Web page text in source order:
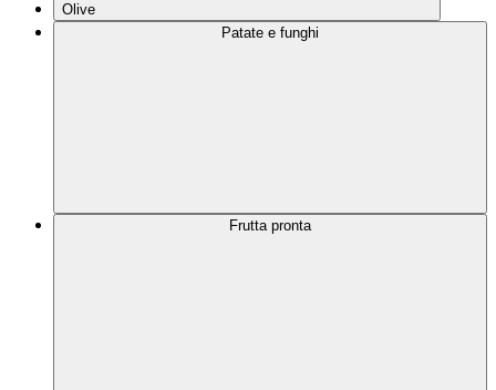
Olive
Patate e funghi
Frutta pronta